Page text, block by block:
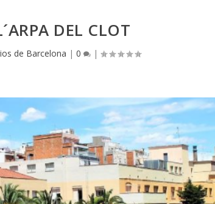
DEL CLOT
de Barcelona | 0 |